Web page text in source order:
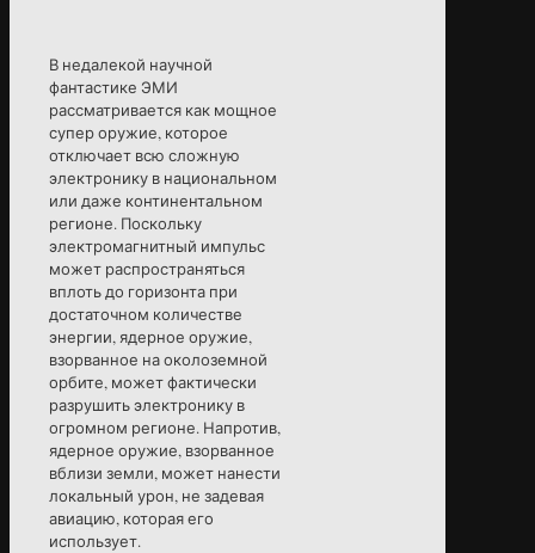
В недалекой научной
фантастике ЭМИ
рассматривается как мощное
супер оружие, которое
отключает всю сложную
электронику в национальном
или даже континентальном
регионе. Поскольку
электромагнитный импульс
может распространяться
вплоть до горизонта при
достаточном количестве
энергии, ядерное оружие,
взорванное на околоземной
орбите, может фактически
разрушить электронику в
огромном регионе. Напротив,
ядерное оружие, взорванное
вблизи земли, может нанести
локальный урон, не задевая
авиацию, которая его
использует.